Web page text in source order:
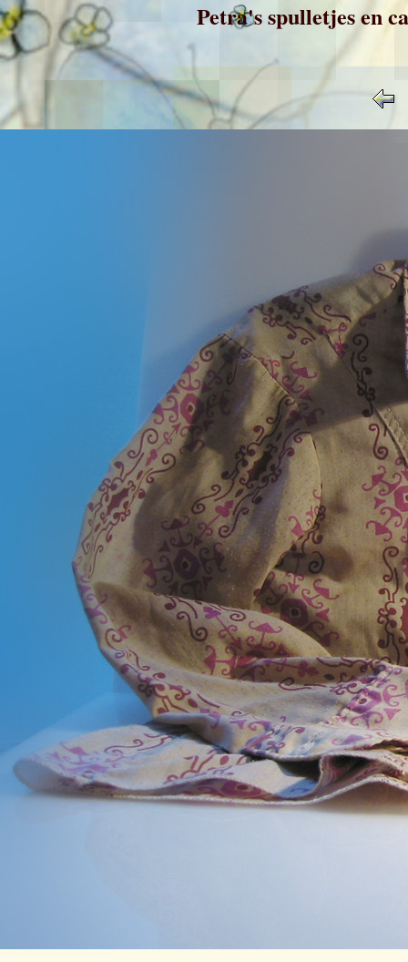
Petra's spulletjes en